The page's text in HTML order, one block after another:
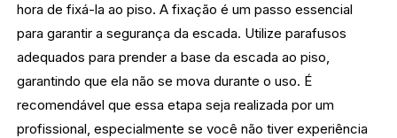
hora de fixá-la ao piso. A fixação é um passo essencial
para garantir a segurança da escada. Utilize parafusos
adequados para prender a base da escada ao piso,
garantindo que ela não se mova durante o uso. É
recomendável que essa etapa seja realizada por um
profissional, especialmente se você não tiver experiência